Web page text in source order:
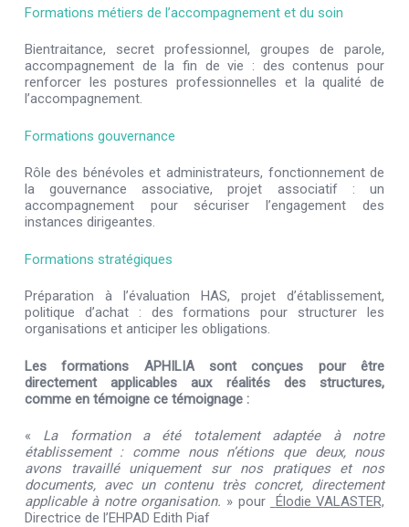
Formations métiers de l’accompagnement et du soin
Bientraitance, secret professionnel, groupes de parole,
accompagnement de la fin de vie : des contenus pour
renforcer les postures professionnelles et la qualité de
l’accompagnement.
Formations gouvernance
Rôle des bénévoles et administrateurs, fonctionnement de
la gouvernance associative, projet associatif : un
accompagnement pour sécuriser l’engagement des
instances dirigeantes.
Formations stratégiques
Préparation à l’évaluation HAS, projet d’établissement,
politique d’achat : des formations pour structurer les
organisations et anticiper les obligations.
Les formations APHILIA sont conçues pour être
directement applicables aux réalités des structures,
comme en témoigne ce témoignage :
« La formation a été totalement adaptée à notre
établissement : comme nous n’étions que deux, nous
avons travaillé uniquement sur nos pratiques et nos
documents, avec un contenu très concret, directement
applicable à notre organisation. » pour
Élodie VALASTER,
Directrice de l’EHPAD Edith Piaf